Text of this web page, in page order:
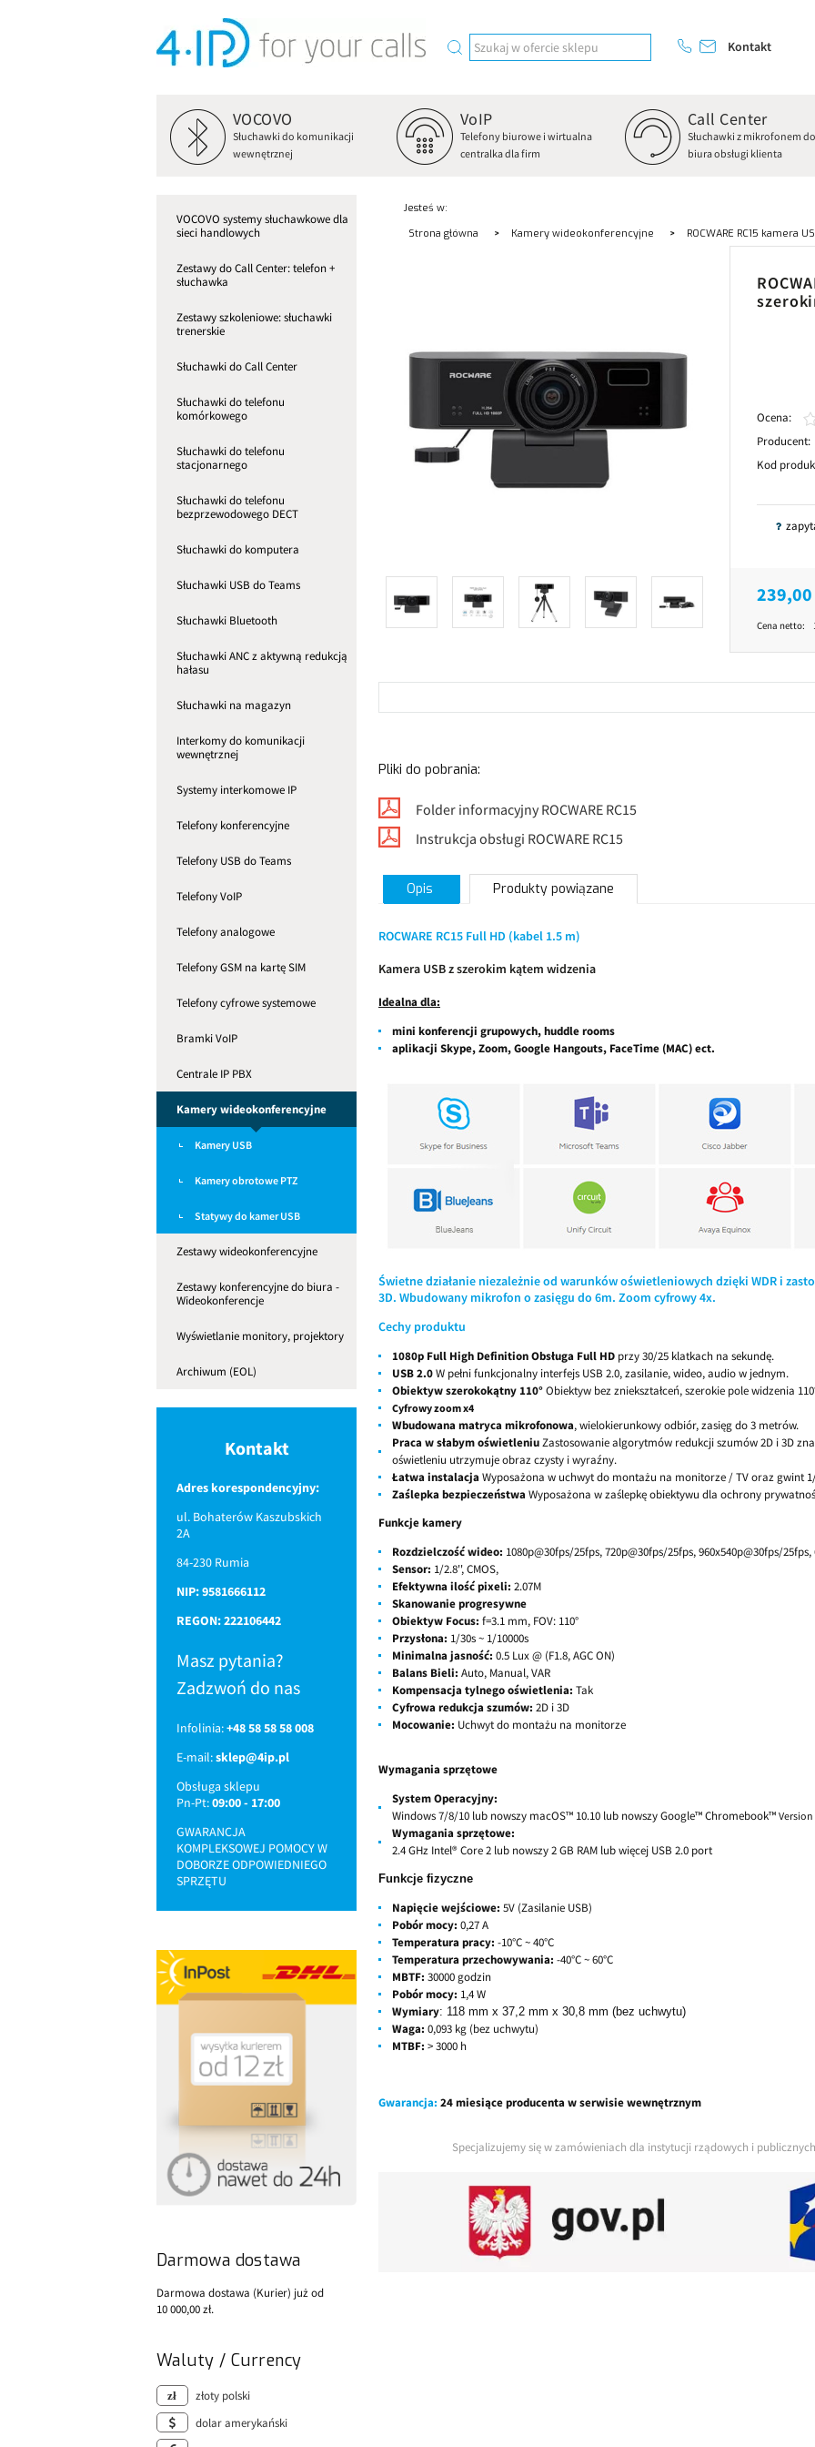
Kontakt
VOCOVO
Słuchawki do komunikacji
wewnętrznej
VoIP
Telefony biurowe i wirtualna
centralka dla firm
Call Center
Słuchawki z mikrofonem do
biura obsługi klienta
VOCOVO systemy słuchawkowe dla
sieci handlowych
Zestawy do Call Center: telefon +
słuchawka
Zestawy szkoleniowe: słuchawki
trenerskie
Słuchawki do Call Center
Słuchawki do telefonu
komórkowego
Słuchawki do telefonu
stacjonarnego
Słuchawki do telefonu
bezprzewodowego DECT
Słuchawki do komputera
Słuchawki USB do Teams
Słuchawki Bluetooth
Słuchawki ANC z aktywną redukcją
hałasu
Słuchawki na magazyn
Interkomy do komunikacji
wewnętrznej
Systemy interkomowe IP
Telefony konferencyjne
Telefony USB do Teams
Telefony VoIP
Telefony analogowe
Telefony GSM na kartę SIM
Telefony cyfrowe systemowe
Bramki VoIP
Centrale IP PBX
Kamery wideokonferencyjne
Kamery USB
Kamery obrotowe PTZ
Statywy do kamer USB
Zestawy wideokonferencyjne
Zestawy konferencyjne do biura -
Wideokonferencje
Wyświetlanie monitory, projektory
Archiwum (EOL)
Kontakt
Adres korespondencyjny:
ul. Bohaterów Kaszubskich
2A
84-230 Rumia
NIP: 9581666112
REGON: 222106442
Masz pytania?
Zadzwoń do nas
Infolinia:+48 58 58 58 008
E-mail:sklep@4ip.pl
Obsługa sklepu
Pn-Pt:09:00 - 17:00
GWARANCJA
KOMPLEKSOWEJ POMOCY W
DOBORZE ODPOWIEDNIEGO
SPRZĘTU
Darmowa dostawa
Darmowa dostawa (Kurier) już od
10 000,00 zł.
Waluty / Currency
złoty polski
dolar amerykański
Jesteś w:
Strona główna
Kamery wideokonferencyjne ROCWARE RC15 kamera
Ocena:
Producent:
Kod
239,00
Cena netto:
Pliki do pobrania:
Folder informacyjny ROCWARE RC15
Instrukcja obsługi ROCWARE RC15
Opis Produkty powiązane
ROCWARE RC15 Full HD (kabel 1.5 m)
Kamera USB z szerokim kątem widzenia
Idealna dla:
mini konferencji grupowych, huddle rooms
aplikacji Skype, Zoom, Google Hangouts, FaceTime (MAC) ect.
Świetne działanie niezależnie od warunków oświetleniowych dzięki WDR i
3D. Wbudowany mikrofon o zasięgu do 6m. Zoom cyfrowy 4x.
Cechy produktu
1080p Full High Definition Obsługa Full HD przy 30/25 klatkach na sekundę.
USB 2.0W pełni funkcjonalny interfejs USB 2.0, zasilanie, wideo, audio w jednym.
Obiektyw szerokokątny 110°Obiektyw bez zniekształceń, szerokie pole widzenia
Cyfrowy zoom x4
Wbudowana matryca mikrofonowa, wielokierunkowy odbiór, zasięg do 3 metrów.
Praca w słabym oświetleniuZastosowanie algorytmów redukcji szumów 2D i 3D
oświetleniu utrzymuje obraz czysty i wyraźny.
Łatwa instalacja Wyposażona w uchwyt do montażu na monitorze / TV oraz gwint
Zaślepka bezpieczeństwa Wyposażona w zaślepkę obiektywu dla ochrony
Funkcje kamery
Rozdzielczość wideo: 1080p@30fps/25fps, 720p@30fps/25fps, 960x540p@30fps/
Sensor: 1/2.8'', CMOS,
Efektywna ilość pixeli: 2.07M
Skanowanie progresywne
Obiektyw Focus: f=3.1 mm, FOV: 110°
Przysłona: 1/30s ~ 1/10000s
Minimalna jasność: 0.5 Lux @ (F1.8, AGC ON)
Balans Bieli: Auto, Manual, VAR
Kompensacja tylnego oświetlenia: Tak
Cyfrowa redukcja szumów: 2D i 3D
Mocowanie: Uchwyt do montażu na monitorze
Wymagania sprzętowe
System Operacyjny:
Windows 7/8/10 lub nowszy macOS™ 10.10 lub nowszy Google™ Chromebook™
Wymagania sprzętowe:
2.4 GHz Intel® Core 2 lub nowszy 2 GB RAM lub więcej USB 2.0 port
Funkcje fizyczne
Napięcie wejściowe: 5V (Zasilanie USB)
Pobór mocy: 0,27 A
Temperatura pracy: -10°C ~ 40°C
Temperatura przechowywania: -40°C ~ 60°C
MBTF: 30000 godzin
Pobór mocy: 1,4 W
Wymiary: 118 mm x 37,2 mm x 30,8 mm (bez uchwytu)
Waga: 0,093 kg (bez uchwytu)
MTBF: > 3000 h
Gwarancja: 24 miesiące producenta w serwisie wewnętrznym
Specjalizujemy się w zamówieniach dla instytucji rządowych i